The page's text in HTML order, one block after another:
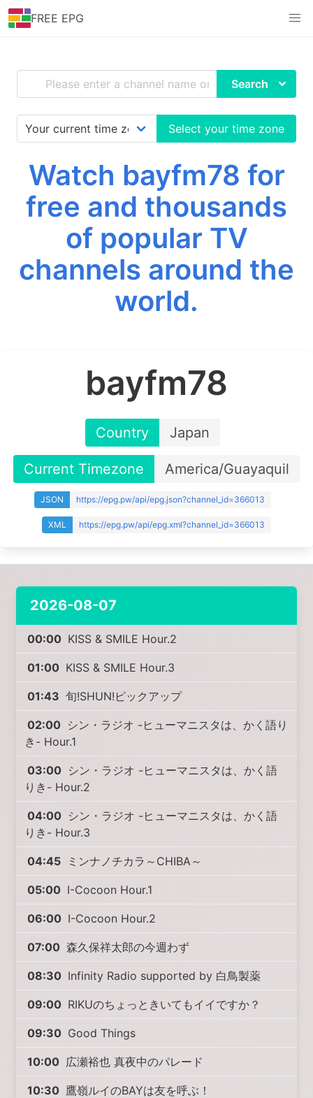
FREE EPG
Search
Select your time zone
Watch bayfm78 for
free and thousands
of popular TV
channels around the
world.
bayfm78
Country Japan
Current Timezone America/Guayaquil
JSON https://epg.pw/api/epg.json?channel_id=366013
XML https://epg.pw/api/epg.xml?channel_id=366013
2026-08-07
00:00 KISS & SMILE Hour.2
01:00 KISS & SMILE Hour.3
01:43 旬!SHUN!ピックアップ
02:00 シン・ラジオ -ヒューマニスタは、かく語り
き- Hour.1
03:00 シン・ラジオ -ヒューマニスタは、かく語
りき- Hour.2
04:00 シン・ラジオ -ヒューマニスタは、かく語
りき- Hour.3
04:45 ミンナノチカラ～CHIBA～
05:00 I-Cocoon Hour.1
06:00 I-Cocoon Hour.2
07:00 森久保祥太郎の今週わず
08:30 Infinity Radio supported by 白鳥製薬
09:00 RIKUのちょっときいてもイイですか？
09:30 Good Things
10:00 広瀬裕也 真夜中のパレード
10:30 鷹嶺ルイのBAYは友を呼ぶ！